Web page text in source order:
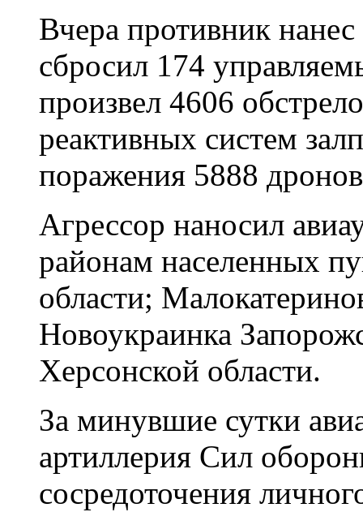
Вчера противник
сбросил 174
произвел 4606
реактивных систем
поражения 5888
Агрессор наносил
районам населенных
области;
Новоукраинка
Херсонской области.
За минувшие сутки
артиллерия Сил
сосредоточения